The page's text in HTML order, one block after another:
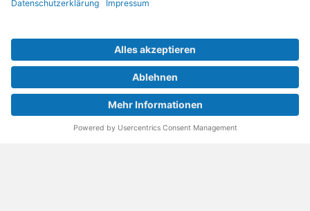
Erhalt der reparierenden Betriebe und des Reparatur-
Know-hows in Deutschland.
Weitere Informationen
Fachhändler finden